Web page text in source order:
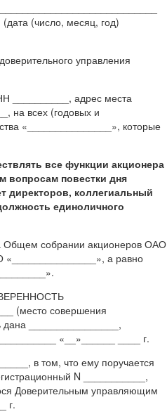
(число, месяц, год)
управления
__________, адрес места
на всех (годовых и
«_______________», которые
все функции акционера
вопросам повестки дня
директоров, коллегиальный
единоличного
Общем собрании акционеров ОАО
а равно
(место совершения
________________,
«__»______ ____ г.
в том, что ему поручается
N ___________,
Доверительным управляющим
г.